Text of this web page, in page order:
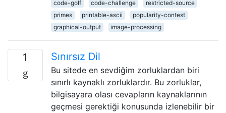
code-golf
code-challenge
restricted-source
primes
printable-ascii
popularity-contest
graphical-output
image-processing
1 Sınırsız Dil
Bu sitede en sevdiğim zorluklardan biri
sınırlı kaynaklı zorluklardır. Bu zorluklar,
bilgisayara olası cevapların kaynaklarının
geçmesi gerektiği konusunda izlenebilir bir